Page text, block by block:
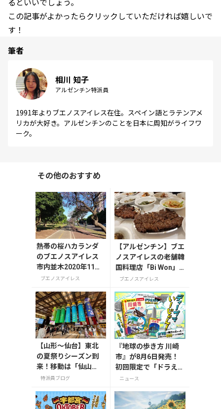
この記事がよかったらクリックしていただければ嬉しいで
す！
筆者
相川 知子
アルゼンチン特派員
1991年よりブエノスアイレス在住。スペイン語とラテンアメ
リカが大好き。アルゼンチンのことを日本に周知がライフワ
ーク。
その他のおすすめ
熱帯の桜ハカランダ
のブエノスアイレス
市内並木2020年11月
末ブエノスアイレス
【アルゼンチン】ブエ
ノスアイレスの老舗韓
国料理店「Bi Won」
で味わう本場の味
ブエノスアイレス
【山形〜仙台】東北
の夏祭りシーズン到
来！移動は「仙山
線」と「高速バス」
特派員ブログ
『地球の歩き方 川崎
市』が8月6日発売！
初回限定で「ドラえも
ん」描き下ろし特別カ
ニュース